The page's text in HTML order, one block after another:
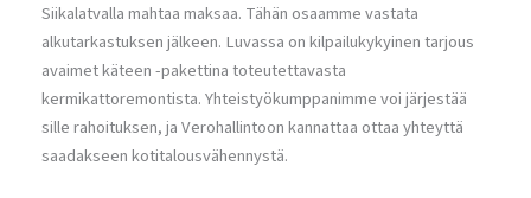
Siikalatvalla mahtaa maksaa. Tähän osaamme vastata
alkutarkastuksen jälkeen. Luvassa on kilpailukykyinen tarjous
avaimet käteen -pakettina toteutettavasta
kermikattoremontista. Yhteistyökumppanimme voi järjestää
sille rahoituksen, ja Verohallintoon kannattaa ottaa yhteyttä
saadakseen kotitalousvähennystä.